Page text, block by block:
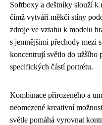
Softboxy a deštníky slouží k
čímž vytváří měkčí stíny
zdroje ve vztahu k modelu
s jemnějšími přechody mezi
koncentrují světlo do užšího
specifických částí portrétu.
Kombinace přirozeného a
neomezené kreativní
světle pomáhá vyrovnat